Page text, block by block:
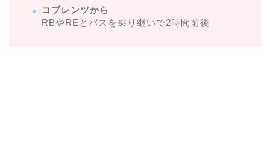
コブレンツから
RBやREとバスを乗り継いで2時間前後